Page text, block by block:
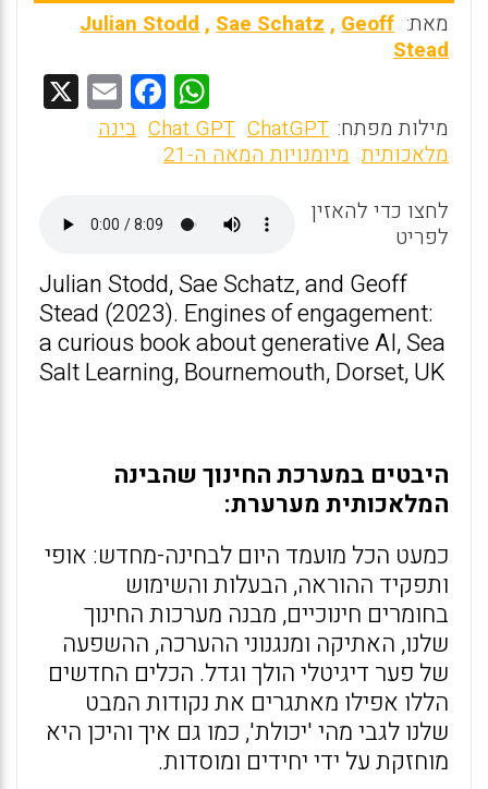
מאת: Julian Stodd,Sae Schatz,Geoff
Stead
W
h
at
A
p
p
F
a
o
o
k
E
m מילות מפתח: Chat GPT ChatGPT
בינה
מלאכותית מיומנויות המאה ה-21
לחצו כדי להאזין
לפריט
Julian Stodd, Sae Schatz, and Geoff
Stead (2023). Engines of engagement:
a curious book about generative AI, Sea
Salt Learning, Bournemouth, Dorset, UK
היבטים במערכת החינוך שהבינה
המלאכותית מערערת:
כמעט הכל מועמד היום לבחינה-מחדש: אופי
ותפקיד ההוראה, הבעלות והשימוש
בחומרים חינוכיים, מבנה מערכות החינוך
שלנו, האתיקה ומנגנוני ההערכה, ההשפעה
של פער דיגיטלי הולך וגדל. הכלים החדשים
הללו אפילו מאתגרים את נקודות המבט
שלנו לגבי מהי 'יכולת', כמו גם איך והיכן היא
מוחזקת על ידי יחידים ומוסדות.